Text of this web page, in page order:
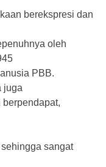
berekspresi dan
oleh
PBB.
juga
sangat